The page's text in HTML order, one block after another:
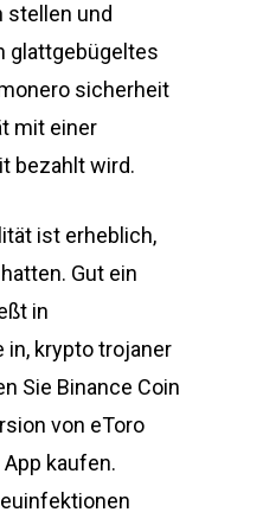
stellen und
glattgebügeltes
sicherheit
mit einer
bezahlt wird.
ist erheblich,
Gut ein
in
krypto trojaner
Sie Binance Coin
von eToro
kaufen.